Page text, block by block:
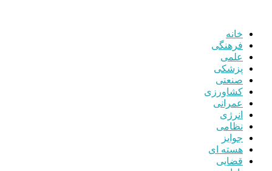
خانه
فرهنگی
علمی
پزشکی
صنعتی
کشاورزی
عمرانی
انرژی
نظامی
جوایز
هسته ای
قضایی